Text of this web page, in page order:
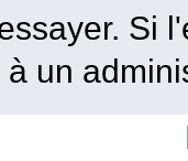
Si
un